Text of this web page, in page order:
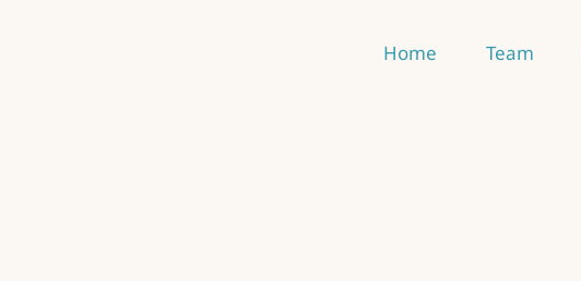
Home Team